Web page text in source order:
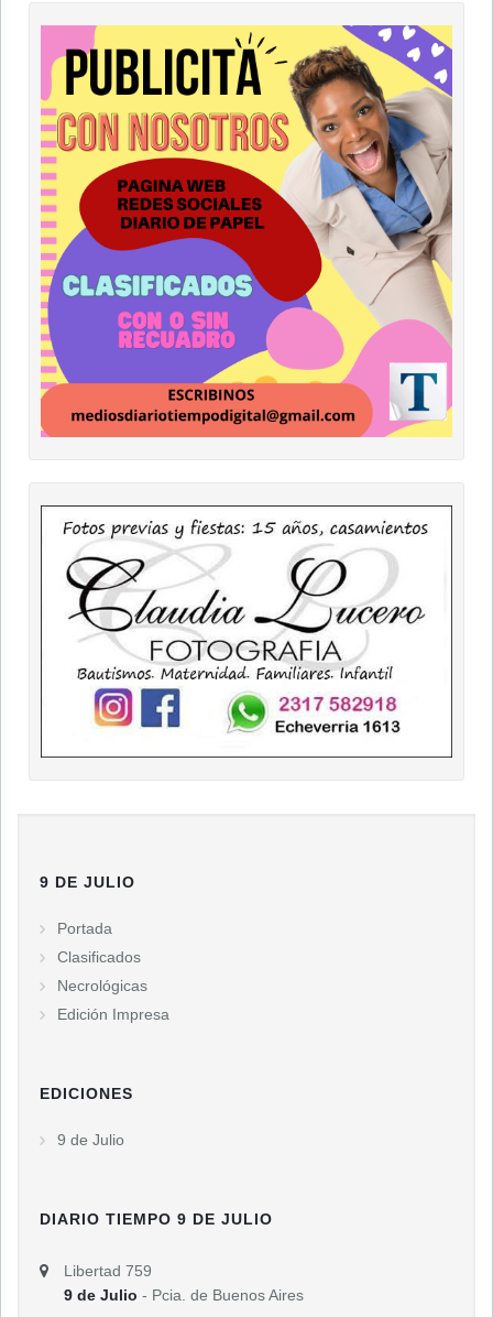
9 DE JULIO
Portada
Clasificados
Necrológicas
Edición Impresa
EDICIONES
9 de Julio
DIARIO TIEMPO 9 DE JULIO
Libertad 759
9 de Julio - Pcia. de Buenos Aires